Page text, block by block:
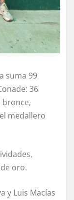
suma 99
36
bronce,
medallero
oro.
y Luis Macías